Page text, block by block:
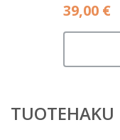
39,00 €
TUOTEHAKU